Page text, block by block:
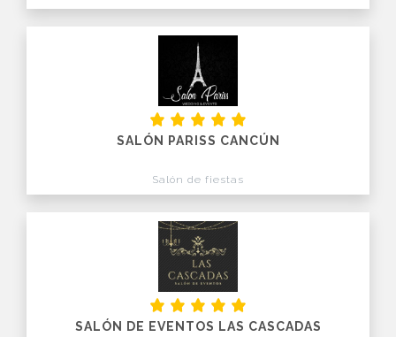
SALÓN PARISS CANCÚN
Salón de fiestas
SALÓN DE EVENTOS LAS CASCADAS